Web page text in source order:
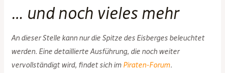
… und noch vieles mehr
An dieser Stelle kann nur die Spitze des Eisberges beleuchtet
werden. Eine detaillierte Ausführung, die noch weiter
vervollständigt wird, findet sich im Piraten-Forum.